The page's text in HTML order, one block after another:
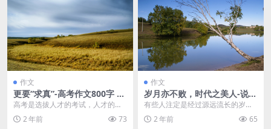
作文
更要“求真”-高考作文800字 高
一作文范文
高考是选拔人才的考试，人才的最
起码条件是有正确的人生观、价值
观、世界观，而高考作...
2 年前 73
作文
岁月亦不败，时代之美人-说明
文400字
有些人注定是经过源远流长的岁
月，在时间的长河中受过流沙的打
磨和洗礼，才能在这浑浊...
2 年前 65